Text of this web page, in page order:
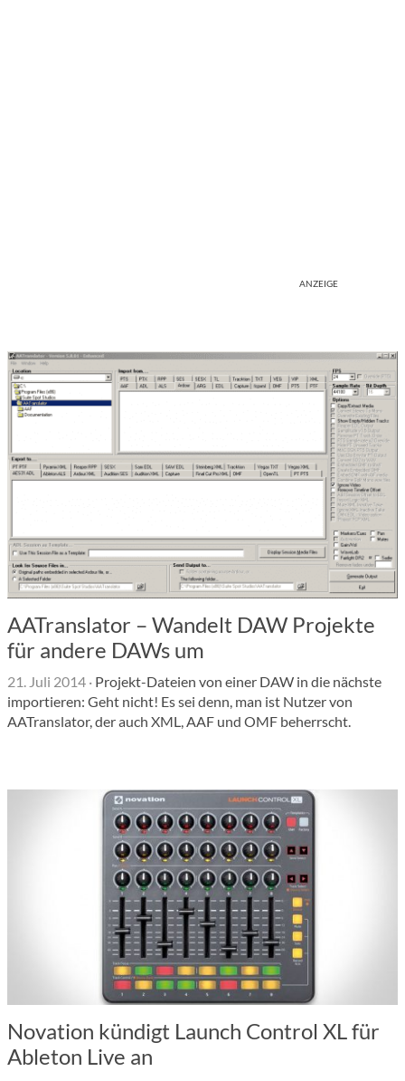
ANZEIGE
AATranslator – Wandelt DAW Projekte
für andere DAWs um
21. Juli 2014 · Projekt-Dateien von einer DAW in die nächste
importieren: Geht nicht! Es sei denn, man ist Nutzer von
AATranslator, der auch XML, AAF und OMF beherrscht.
Novation kündigt Launch Control XL für
Ableton Live an